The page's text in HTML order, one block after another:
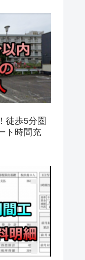
徒歩5分圏
ト時間充